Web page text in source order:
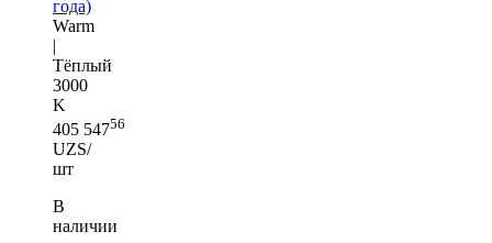
года)
Warm
|
Тёплый
3000
K
405 54756
UZS/
шт
В
наличии